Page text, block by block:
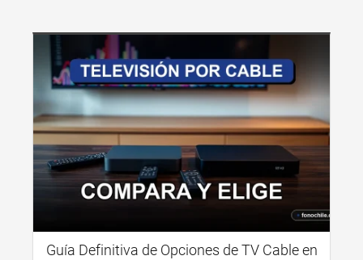
Guía Definitiva de Opciones de TV Cable en